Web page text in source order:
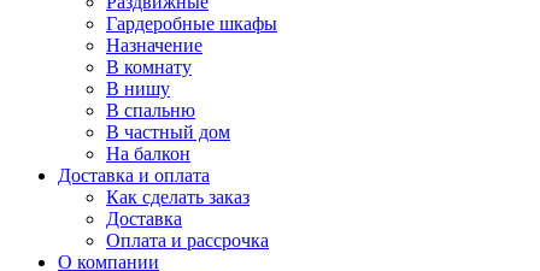
Гардеробные шкафы
Назначение
В комнату
В нишу
В спальню
В частный дом
На балкон
Доставка и оплата
Как сделать заказ
Доставка
Оплата и рассрочка
О компании